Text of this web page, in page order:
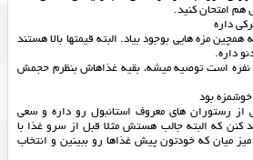
هم امتحان کنید.
داره
مزه هایی بوجود بیاد. البته قیمتها بالا هستند
داره.
است توصیه میشه، بقیه غذاهاش بنظرم حجمش
بود
رستوران های معروف استانبول رو داره و سعی
کنن که البته جالب هستش مثلا قبل از سرو غذا با
میان که خودتون پیش غذاها رو ببینین و انتخاب